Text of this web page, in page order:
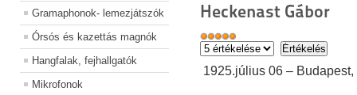
Gramaphonok- lemezjátszók
Órsós és kazettás magnók
Hangfalak, fejhallgatók
Mikrofonok
Heckenast Gábor
1925.július 06 –